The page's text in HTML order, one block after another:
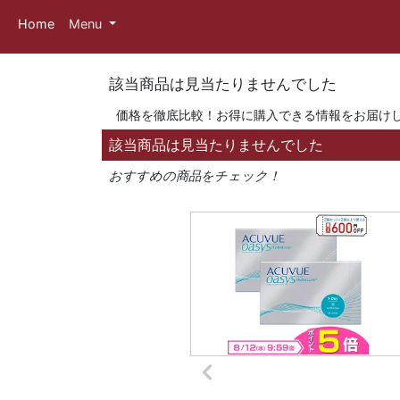
Home Menu
該当商品は見当たりませんでした
価格を徹底比較！お得に購入できる情報をお届け
該当商品は見当たりませんでした
おすすめの商品をチェック！